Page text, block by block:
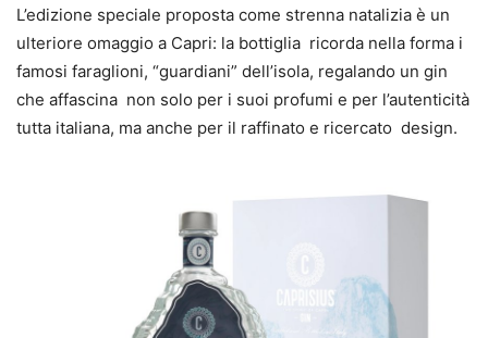
L’edizione speciale proposta come strenna natalizia è un
ulteriore omaggio a Capri: la bottiglia ricorda nella forma i
famosi faraglioni, “guardiani” dell’isola, regalando un gin
che affascina non solo per i suoi profumi e per l’autenticità
tutta italiana, ma anche per il raffinato e ricercato design.